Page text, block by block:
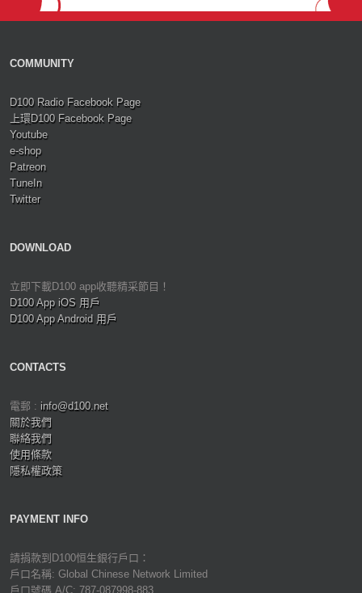
COMMUNITY
D100 Radio Facebook Page
上環D100 Facebook Page
Youtube
e-shop
Patreon
TuneIn
Twitter
DOWNLOAD
立即下載D100 app收聽精采節目！
D100 App iOS 用戶
D100 App Android 用戶
CONTACTS
電郵 : info@d100.net
關於我們
聯絡我們
使用條款
隱私權政策
PAYMENT INFO
請捐款到D100恒生銀行戶口：
戶口名稱: Global Chinese Network Limited
戶口號碼 A/C: 787-087998-883